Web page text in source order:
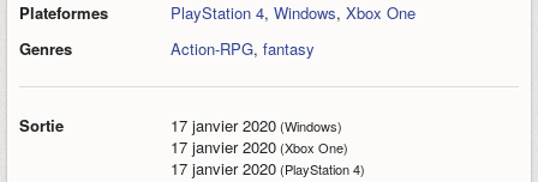
Plateformes PlayStation 4, Windows, Xbox One
Genres
Action-RPG, fantasy
Sortie 17 janvier 2020(Windows)
17 janvier 2020(Xbox One)
17 janvier 2020(PlayStation 4)